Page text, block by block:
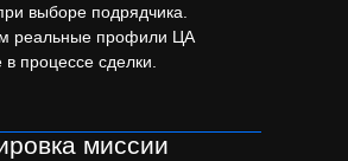
выборе подрядчика.
реальные профили ЦА
процессе сделки.
миссии